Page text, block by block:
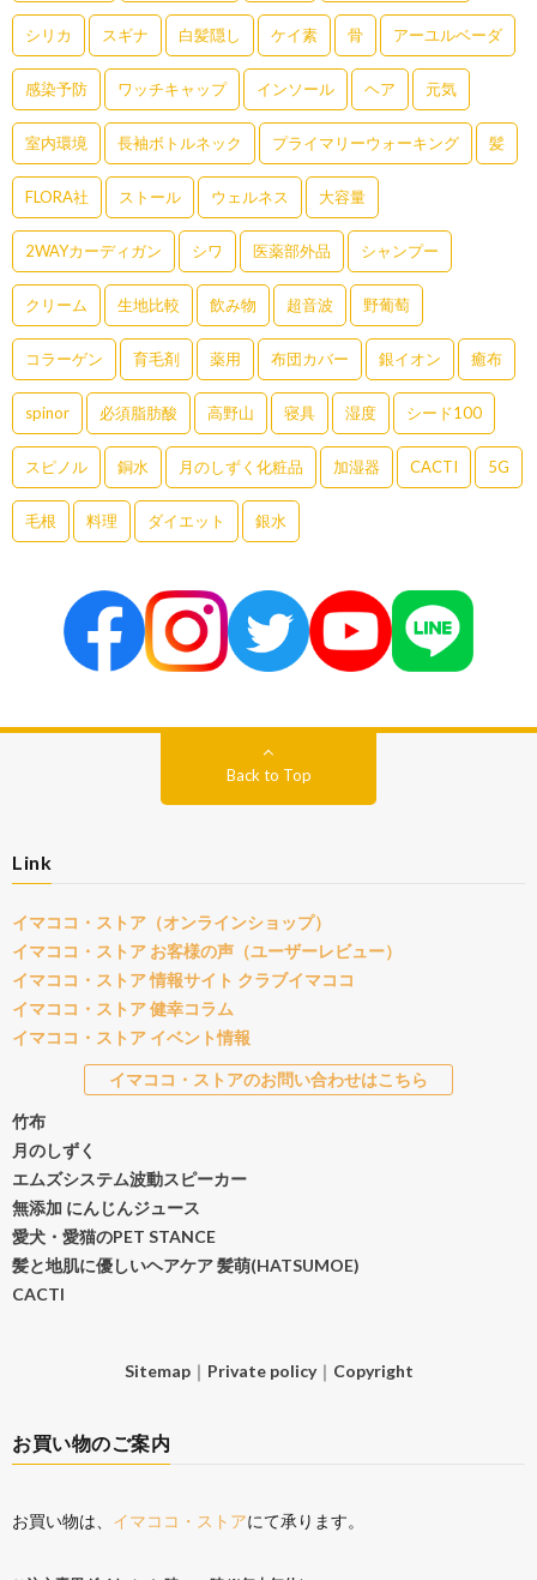
シリカ スギナ 白髪隠し ケイ素 骨 アーユルベーダ
感染予防 ワッチキャップ インソール ヘア 元気
室内環境 長袖ボトルネック プライマリーウォーキング 髪
FLORA社 ストール ウェルネス 大容量
2WAYカーディガン シワ 医薬部外品 シャンプー
クリーム 生地比較 飲み物 超音波 野葡萄
コラーゲン 育毛剤 薬用 布団カバー 銀イオン 癒布
spinor 必須脂肪酸 高野山 寝具 湿度 シード100
スピノル 銅水 月のしずく化粧品 加湿器 CACTI 5G
毛根 料理 ダイエット 銀水
Back to Top
Link
イマココ・ストア（オンラインショップ）
イマココ・ストア お客様の声（ユーザーレビュー）
イマココ・ストア 情報サイト クラブイマココ
イマココ・ストア 健幸コラム
イマココ・ストア イベント情報
イマココ・ストアのお問い合わせはこちら
竹布
月のしずく
エムズシステム波動スピーカー
無添加 にんじんジュース
愛犬・愛猫のPET STANCE
髪と地肌に優しいヘアケア 髪萌(HATSUMOE)
CACTI
Sitemap｜ Private policy｜ Copyright
お買い物のご案内
お買い物は、 イマココ・ストアにて承ります。